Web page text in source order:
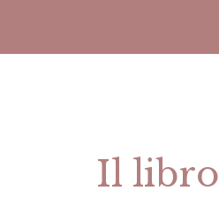
Il libro